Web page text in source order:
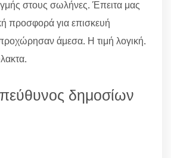
στους σωλήνες. Έπειτα μας
προσφορά για επισκευή
άμεσα. Η τιμή λογική.
δημοσίων